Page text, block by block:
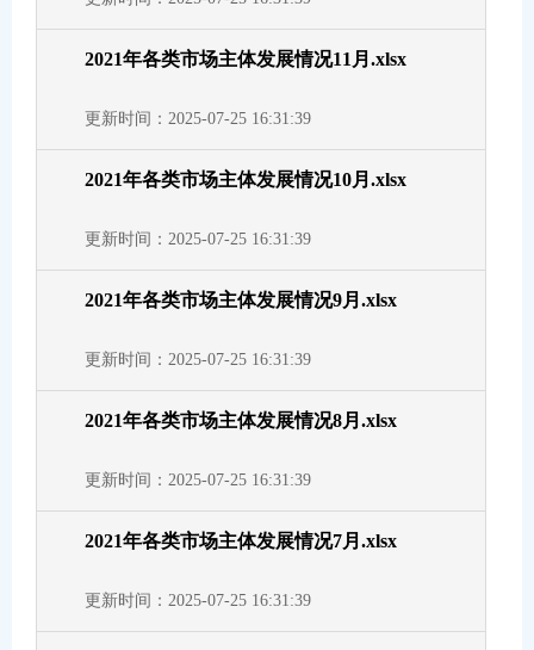
2021年各类市场主体发展情况11月.xlsx
更新时间：2025-07-25 16:31:39
2021年各类市场主体发展情况10月.xlsx
更新时间：2025-07-25 16:31:39
2021年各类市场主体发展情况9月.xlsx
更新时间：2025-07-25 16:31:39
2021年各类市场主体发展情况8月.xlsx
更新时间：2025-07-25 16:31:39
2021年各类市场主体发展情况7月.xlsx
更新时间：2025-07-25 16:31:39